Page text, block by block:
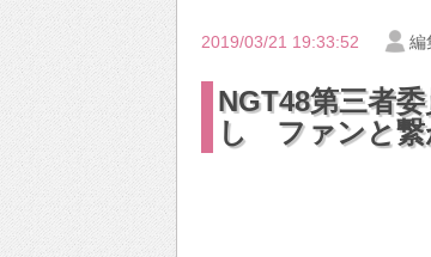
2019/03/21 19:33:52 編
NGT48第三者
し ファンと繋